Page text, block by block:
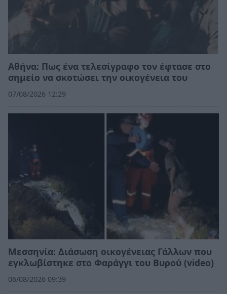
Αθήνα: Πως ένα τελεσίγραφο τον έφτασε στο
σημείο να σκοτώσει την οικογένεια του
07/08/2026 12:29
Μεσσηνία: Διάσωση οικογένειας Γάλλων που
εγκλωβίστηκε στο Φαράγγι του Βυρού (video)
06/08/2026 09:39